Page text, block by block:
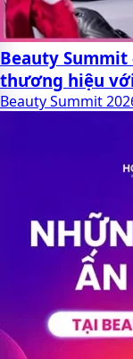
Beauty
thương hiệu
Beauty Summit